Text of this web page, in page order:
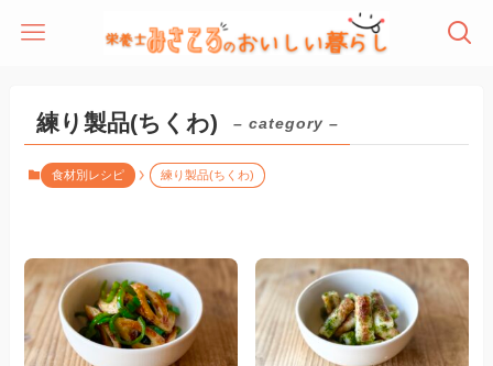
練り製品(ちくわ) – category –
食材別レシピ 練り製品(ちくわ)